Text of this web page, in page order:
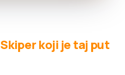
Skiper koji je taj put